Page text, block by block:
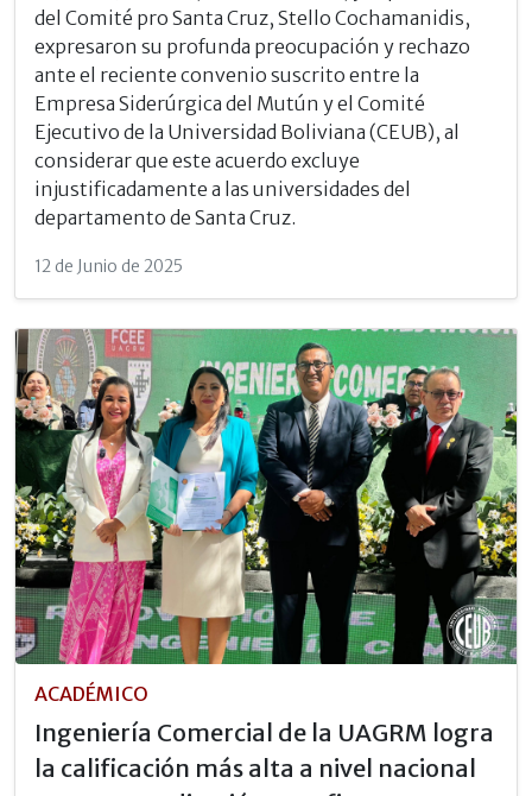
del Comité pro Santa Cruz, Stello Cochamanidis,
expresaron su profunda preocupación y rechazo
ante el reciente convenio suscrito entre la
Empresa Siderúrgica del Mutún y el Comité
Ejecutivo de la Universidad Boliviana (CEUB), al
considerar que este acuerdo excluye
injustificadamente a las universidades del
departamento de Santa Cruz.
12 de Junio de 2025
ACADÉMICO
Ingeniería Comercial de la UAGRM logra
la calificación más alta a nivel nacional